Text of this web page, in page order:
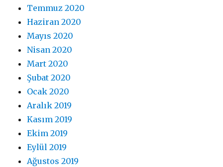
Temmuz 2020
Haziran 2020
Mayıs 2020
Nisan 2020
Mart 2020
Şubat 2020
Ocak 2020
Aralık 2019
Kasım 2019
Ekim 2019
Eylül 2019
Ağustos 2019